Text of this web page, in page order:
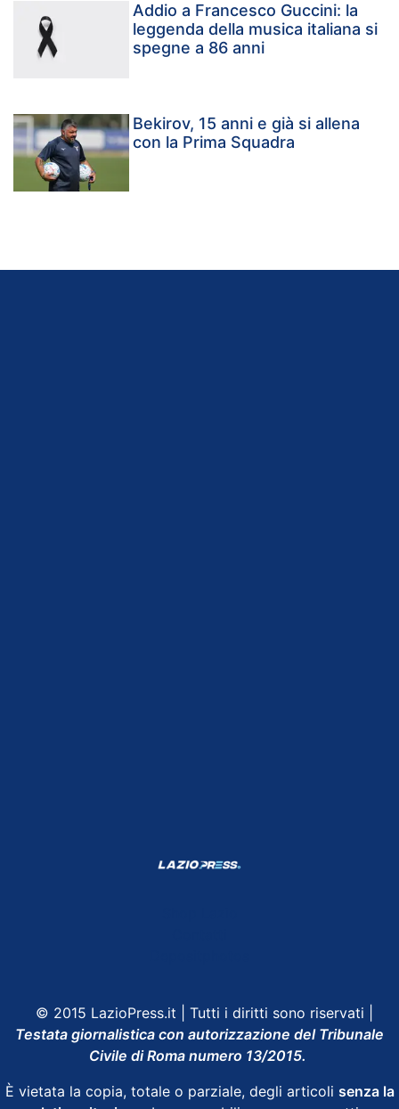
Addio a Francesco Guccini: la
leggenda della musica italiana si
spegne a 86 anni
Bekirov, 15 anni e già si allena
con la Prima Squadra
© 2015 LazioPress.it | Tutti i diritti sono riservati |
Testata giornalistica con autorizzazione del Tribunale
Civile di Roma numero 13/2015.
È vietata la copia, totale o parziale, degli articoli senza la